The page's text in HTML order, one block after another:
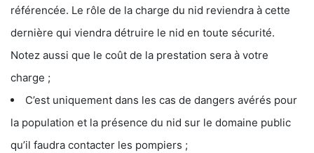
référencée. Le rôle de la charge du nid reviendra à cette
dernière qui viendra détruire le nid en toute sécurité.
Notez aussi que le coût de la prestation sera à votre
charge ;
C’est uniquement dans les cas de dangers avérés pour
la population et la présence du nid sur le domaine public
qu’il faudra contacter les pompiers ;